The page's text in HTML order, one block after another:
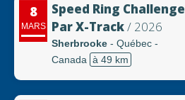
8
MARS
Speed Ring Challenge
Par X-Track/ 2026
Sherbrooke - Québec -
Canada à 49 km